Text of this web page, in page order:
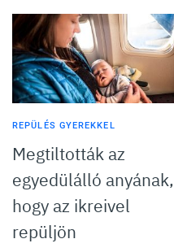
REPÜLÉS GYEREKKEL
Megtiltották az
egyedülálló anyának,
hogy az ikreivel
repüljön